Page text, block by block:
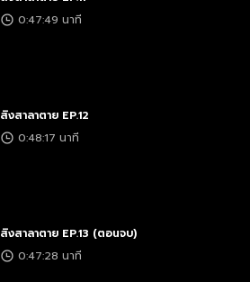
0:47:49 นาที
สิงสาลาตาย EP.12
0:48:17 นาที
สิงสาลาตาย EP.13 (ตอนจบ)
0:47:28 นาที